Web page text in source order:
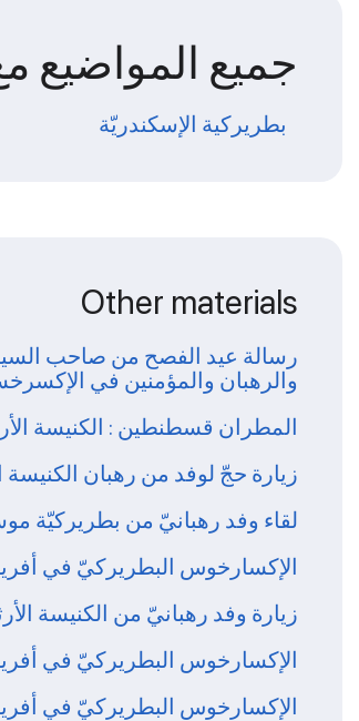
جميع المواضيع
بطريركية الإسكندريّة
Other materials
رسالة عيد الفصح من صاحب
والرهبان والمؤمنين في
المطران قسطنطين : الكنيسة
زيارة حجّ لوفد من رهبان
لقاء وفد رهبانيّ من بطريركيّة
الإكسارخوس البطريركيّ في
زيارة وفد رهبانيّ من الكنيسة
الإكسارخوس البطريركيّ في
الإكسارخوس البطريركيّ في